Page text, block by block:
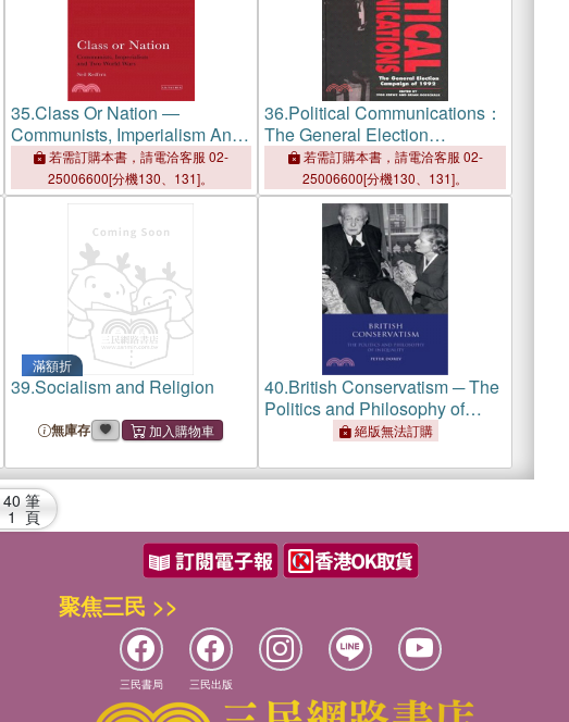
35.Class Or Nation ―
Communists, Imperialism And
Two World Wars
若需訂購本書，請電洽客服 02-
25006600[分機130、131]。
36.Political Communications：
The General Election
Campaign of 1992
若需訂購本書，請電洽客服 02-
25006600[分機130、131]。
滿額折
39.Socialism and Religion
無庫存
40.British Conservatism ─ The
Politics and Philosophy of
Inequality
絕版無法訂購
40 筆
1 頁
聚焦三民 >>
三民書局 三民出版